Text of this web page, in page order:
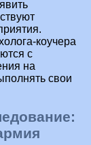
коучера
с
на
свои